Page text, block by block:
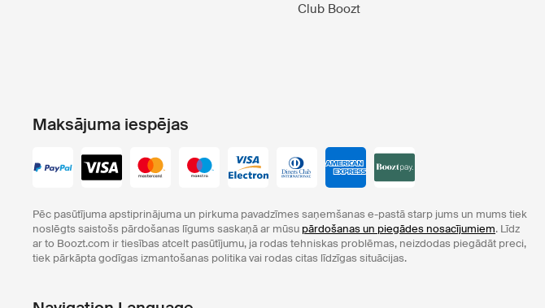
Club Boozt
Maksājuma iespējas
Pēc pasūtījuma apstiprinājuma un pirkuma pavadzīmes saņemšanas e-pastā starp jums un mums tiek
noslēgts saistošs pārdošanas līgums saskaņā ar mūsu pārdošanas un piegādes nosacījumiem. Līdz
ar to Boozt.com ir tiesības atcelt pasūtījumu, ja rodas tehniskas problēmas, neizdodas piegādāt preci,
tiek pārkāpta godīgas izmantošanas politika vai rodas citas līdzīgas situācijas.